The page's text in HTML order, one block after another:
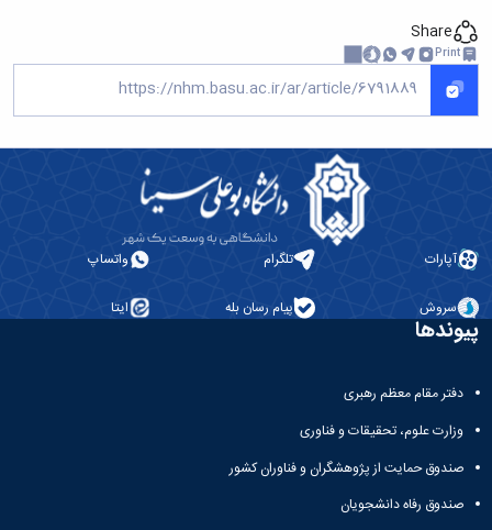
Share
Print
آپارات تلگرام واتساپ
سروش پیام رسان بله ایتا
پیوندها
دفتر مقام معظم رهبری
وزارت علوم، تحقیقات و فناوری
صندوق حمایت از پژوهشگران و فناوران کشور
صندوق رفاه دانشجویان